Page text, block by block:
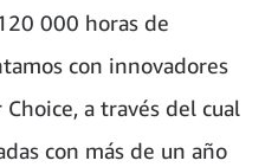
000 horas de
con innovadores
a través del cual
con más de un año